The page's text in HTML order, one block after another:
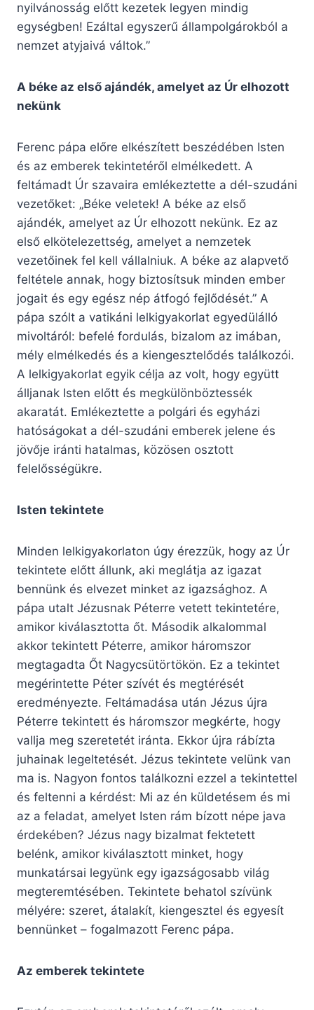
nyilvánosság előtt kezetek legyen mindig
egységben! Ezáltal egyszerű állampolgárokból a
nemzet atyjaivá váltok.”
A béke az első ajándék, amelyet az Úr elhozott
nekünk
Ferenc pápa előre elkészített beszédében Isten
és az emberek tekintetéről elmélkedett. A
feltámadt Úr szavaira emlékeztette a dél-szudáni
vezetőket: „Béke veletek! A béke az első
ajándék, amelyet az Úr elhozott nekünk. Ez az
első elkötelezettség, amelyet a nemzetek
vezetőinek fel kell vállalniuk. A béke az alapvető
feltétele annak, hogy biztosítsuk minden ember
jogait és egy egész nép átfogó fejlődését.” A
pápa szólt a vatikáni lelkigyakorlat egyedülálló
mivoltáról: befelé fordulás, bizalom az imában,
mély elmélkedés és a kiengesztelődés találkozói.
A lelkigyakorlat egyik célja az volt, hogy együtt
álljanak Isten előtt és megkülönböztessék
akaratát. Emlékeztette a polgári és egyházi
hatóságokat a dél-szudáni emberek jelene és
jövője iránti hatalmas, közösen osztott
felelősségükre.
Isten tekintete
Minden lelkigyakorlaton úgy érezzük, hogy az Úr
tekintete előtt állunk, aki meglátja az igazat
bennünk és elvezet minket az igazsághoz. A
pápa utalt Jézusnak Péterre vetett tekintetére,
amikor kiválasztotta őt. Második alkalommal
akkor tekintett Péterre, amikor háromszor
megtagadta Őt Nagycsütörtökön. Ez a tekintet
megérintette Péter szívét és megtérését
eredményezte. Feltámadása után Jézus újra
Péterre tekintett és háromszor megkérte, hogy
vallja meg szeretetét iránta. Ekkor újra rábízta
juhainak legeltetését. Jézus tekintete velünk van
ma is. Nagyon fontos találkozni ezzel a tekintettel
és feltenni a kérdést: Mi az én küldetésem és mi
az a feladat, amelyet Isten rám bízott népe java
érdekében? Jézus nagy bizalmat fektetett
belénk, amikor kiválasztott minket, hogy
munkatársai legyünk egy igazságosabb világ
megteremtésében. Tekintete behatol szívünk
mélyére: szeret, átalakít, kiengesztel és egyesít
bennünket – fogalmazott Ferenc pápa.
Az emberek tekintete